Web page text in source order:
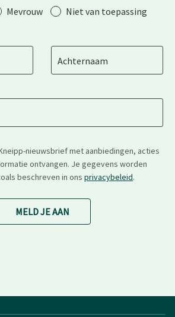
Mevrouw Niet van toepassing
Achternaam
nieuwsbrief met aanbiedingen, acties
ontvangen. Je gegevens worden
beschreven in ons privacybeleid.
MELD JE AAN